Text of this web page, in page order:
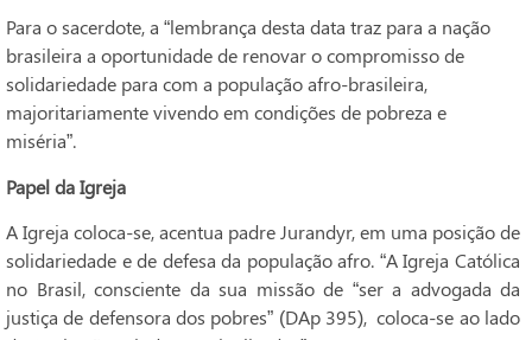
Para o sacerdote, a “lembrança desta data traz para a nação
brasileira a oportunidade de renovar o compromisso de
solidariedade para com a população afro-brasileira,
majoritariamente vivendo em condições de pobreza e
miséria”.
Papel da Igreja
A Igreja coloca-se, acentua padre Jurandyr, em uma posição de
solidariedade e de defesa da população afro. “A Igreja Católica
no Brasil, consciente da sua missão de “ser a advogada da
justiça de defensora dos pobres” (DAp 395), coloca-se ao lado